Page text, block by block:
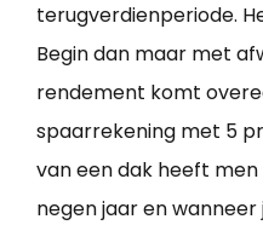
terugverdienperiode.
Begin dan maar met
rendement komt
spaarrekening met 5
van een dak heeft
negen jaar en